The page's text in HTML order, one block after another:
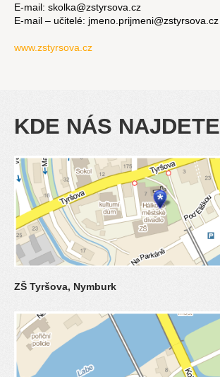
E-mail: skolka@zstyrsova.cz
E-mail – učitelé: jmeno.prijmeni@zstyrsova.cz
www.zstyrsova.cz
KDE NÁS NAJDETE
ZŠ Tyršova, Nymburk